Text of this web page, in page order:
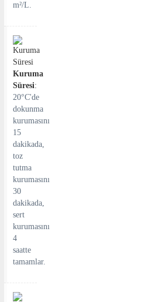
m²/L.
Kuruma
Süresi:
20°C'de
dokunma
kurumasını
15
dakikada,
toz
tutma
kurumasını
30
dakikada,
sert
kurumasını
4
saatte
tamamlar.